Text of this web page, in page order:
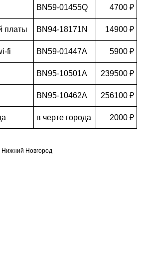
BN59-01455Q 4700 ₽
платы BN94-18171N 14900 ₽
fi BN59-01447A 5900 ₽
BN95-10501A 239500 ₽
BN95-10462A 256100 ₽
в черте города 2000 ₽
Нижний Новгород